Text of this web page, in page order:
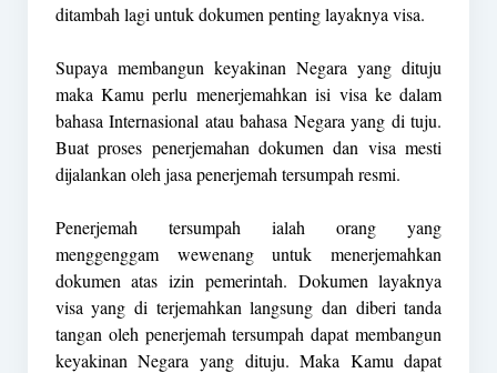
ditambah lagi untuk dokumen penting layaknya visa.
Supaya membangun keyakinan Negara yang dituju
maka Kamu perlu menerjemahkan isi visa ke dalam
bahasa Internasional atau bahasa Negara yang di tuju.
Buat proses penerjemahan dokumen dan visa mesti
dijalankan oleh jasa penerjemah tersumpah resmi.
Penerjemah tersumpah ialah orang yang
menggenggam wewenang untuk menerjemahkan
dokumen atas izin pemerintah. Dokumen layaknya
visa yang di terjemahkan langsung dan diberi tanda
tangan oleh penerjemah tersumpah dapat membangun
keyakinan Negara yang dituju. Maka Kamu dapat